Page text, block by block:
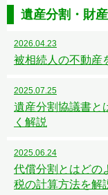
遺産分割・財
2026.04.23
被相続人の不動産
2025.07.25
遺産分割協議書と
く解説
2025.06.24
代償分割とはどの
税の計算方法を解